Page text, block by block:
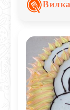
любимыми
Вилка